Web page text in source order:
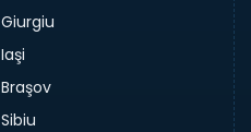
Giurgiu
Iaşi
Braşov
Sibiu